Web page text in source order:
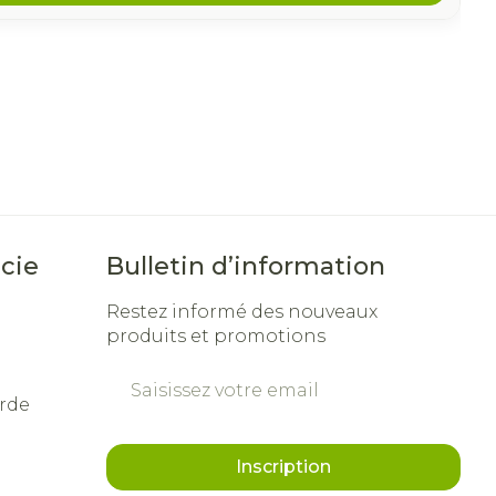
Bulletin d’information
Restez informé des nouveaux
produits et promotions
Inscription